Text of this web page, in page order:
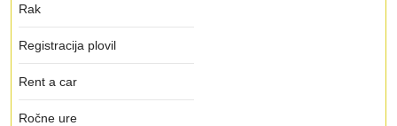
Rak
Registracija plovil
Rent a car
Ročne ure